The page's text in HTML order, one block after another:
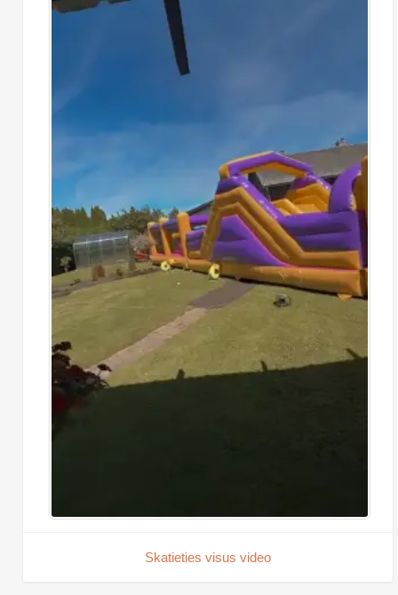
Skatieties visus video